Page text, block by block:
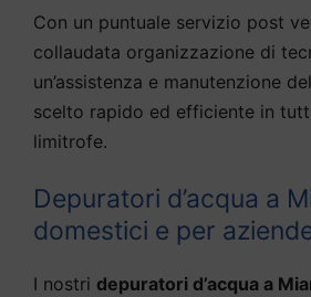
Con un puntuale servizio post
collaudata organizzazione di
un’assistenza e manutenzione
scelto rapido ed efficiente in
limitrofe.
Depuratori d’acqua a
domestici e per
I nostri depuratori d’acqua a